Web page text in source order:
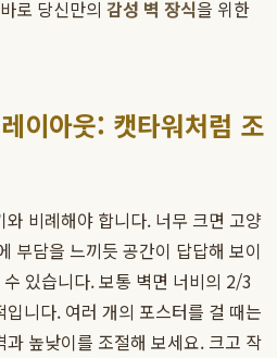
로 당신만의 감성 벽 장식을 위한
이아웃: 캣타워처럼 조
비례해야 합니다. 너무 크면 고양
부담을 느끼듯 공간이 답답해 보이
있습니다. 보통 벽면 너비의 2/3
니다. 여러 개의 포스터를 걸 때는
높낮이를 조절해 보세요. 크고 작